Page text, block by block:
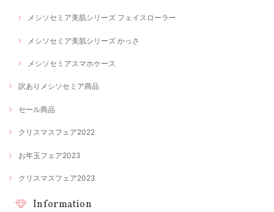
メシソセミア美肌シリーズ フェイスローラー
メシソセミア美肌シリーズ かっさ
メシソセミアスマホケース
訳ありメシソセミア商品
セール商品
クリスマスフェア2022
お年玉フェア2023
クリスマスフェア2023
Information